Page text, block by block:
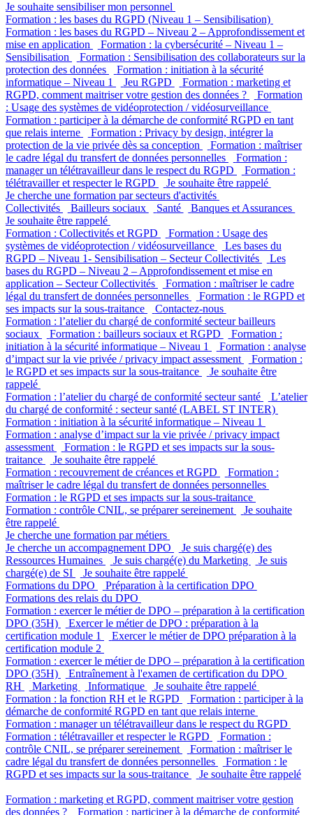
Je souhaite sensibiliser mon personnel
Formation : les bases du RGPD (Niveau 1 – Sensibilisation)
Formation : les bases du RGPD – Niveau 2 – Approfondissement et
mise en application
Formation : la cybersécurité – Niveau 1 –
Sensibilisation
Formation : Sensibilisation des collaborateurs sur la
protection des données
Formation : initiation à la sécurité
informatique – Niveau 1
Jeu RGPD
Formation : marketing et
RGPD, comment maitriser votre gestion des données ?
Formation
: Usage des systèmes de vidéoprotection / vidéosurveillance
Formation : participer à la démarche de conformité RGPD en tant
que relais interne
Formation : Privacy by design, intégrer la
protection de la vie privée dès sa conception
Formation : maîtriser
le cadre légal du transfert de données personnelles
Formation :
manager un télétravailleur dans le respect du RGPD
Formation :
télétravailler et respecter le RGPD
Je souhaite être rappelé
Je cherche une formation par secteurs d'activités
Collectivités
Bailleurs sociaux Santé
Banques et Assurances
Je souhaite être rappelé
Formation : Collectivités et RGPD
Formation : Usage des
systèmes de vidéoprotection / vidéosurveillance
Les bases du
RGPD – Niveau 1- Sensibilisation – Secteur Collectivités
Les
bases du RGPD – Niveau 2 – Approfondissement et mise en
application – Secteur Collectivités
Formation : maîtriser le cadre
légal du transfert de données personnelles
Formation : le RGPD et
ses impacts sur la sous-traitance
Contactez-nous
Formation : l’atelier du chargé de conformité secteur bailleurs
sociaux
Formation : bailleurs sociaux et RGPD
Formation :
initiation à la sécurité informatique – Niveau 1
Formation : analyse
d’impact sur la vie privée / privacy impact assessment
Formation :
le RGPD et ses impacts sur la sous-traitance
Je souhaite être
rappelé
Formation : l’atelier du chargé de conformité secteur santé
L’atelier
du chargé de conformité : secteur santé (LABEL ST INTER)
Formation : initiation à la sécurité informatique – Niveau 1
Formation : analyse d’impact sur la vie privée / privacy impact
assessment
Formation : le RGPD et ses impacts sur la sous-
traitance
Je souhaite être rappelé
Formation : recouvrement de créances et RGPD
Formation :
maîtriser le cadre légal du transfert de données personnelles
Formation : le RGPD et ses impacts sur la sous-traitance
Formation : contrôle CNIL, se préparer sereinement
Je souhaite
être rappelé
Je cherche une formation par métiers
Je cherche un accompagnement DPO
Je suis chargé(e) des
Ressources Humaines
Je suis chargé(e) du Marketing
Je suis
chargé(e) de SI
Je souhaite être rappelé
Formations du DPO
Préparation à la certification DPO
Formations des relais du DPO
Formation : exercer le métier de DPO – préparation à la certification
DPO (35H)
Exercer le métier de DPO : préparation à la
certification module 1
Exercer le métier de DPO préparation à la
certification module 2
Formation : exercer le métier de DPO – préparation à la certification
DPO (35H)
Entraînement à l'examen de certification du DPO
RH
Marketing Informatique
Je souhaite être rappelé
Formation : la fonction RH et le RGPD
Formation : participer à la
démarche de conformité RGPD en tant que relais interne
Formation : manager un télétravailleur dans le respect du RGPD
Formation : télétravailler et respecter le RGPD
Formation :
contrôle CNIL, se préparer sereinement
Formation : maîtriser le
cadre légal du transfert de données personnelles
Formation : le
RGPD et ses impacts sur la sous-traitance
Je souhaite être rappelé
Formation : marketing et RGPD, comment maitriser votre gestion
des données ?
Formation : participer à la démarche de conformité